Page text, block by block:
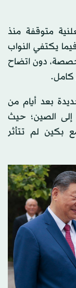
متوقفة منذ
(شباط)، فيما يكتفي النواب
دون اتضاح
كامل.
بعد أيام من
إلى الصين؛ حيث
بكين لم تتأثر